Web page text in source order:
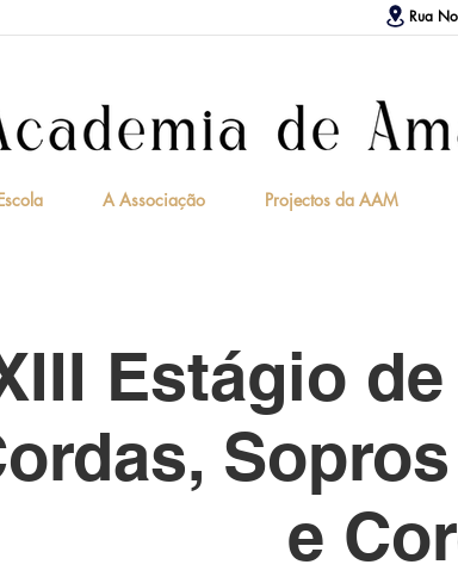
A Associação Projectos da AAM
Rua
Estágio
e